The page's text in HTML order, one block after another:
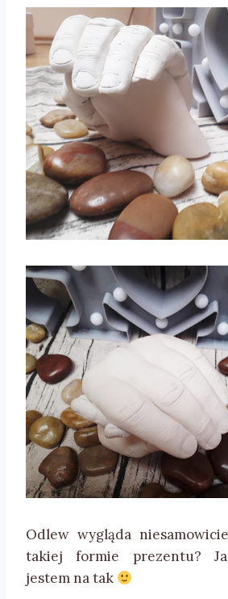
Odlew wygląda
takiej formie prezentu? Ja
jestem na tak